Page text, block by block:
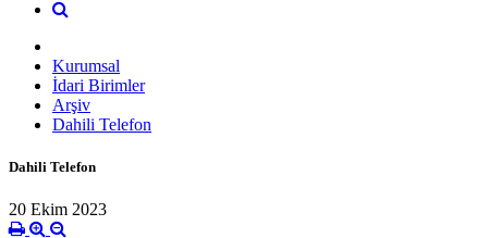
Kurumsal
İdari Birimler
Arşiv
Dahili Telefon
Dahili Telefon
20 Ekim 2023